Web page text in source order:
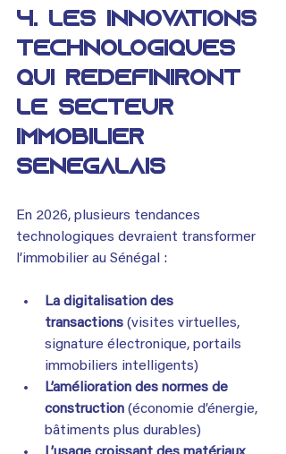
4. Les innovations
technologiques
qui redéfiniront
le secteur
immobilier
sénégalais
En 2026, plusieurs tendances
technologiques devraient transformer
l’immobilier au Sénégal :
La digitalisation des
transactions (visites virtuelles,
signature électronique, portails
immobiliers intelligents)
L’amélioration des normes de
construction (économie d’énergie,
bâtiments plus durables)